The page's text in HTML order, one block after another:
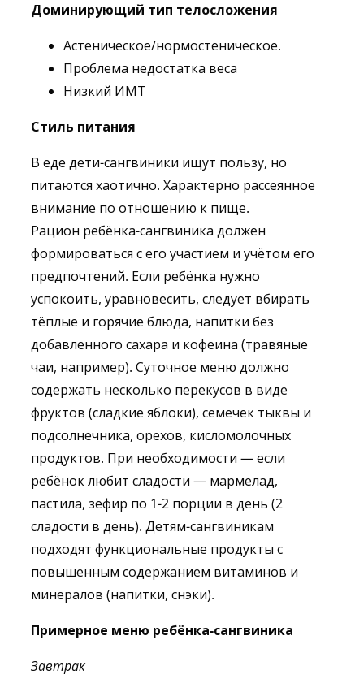
Доминирующий тип телосложения
Астеническое/нормостеническое.
Проблема недостатка веса
Низкий ИМТ
Стиль питания
В еде дети-сангвиники ищут пользу, но
питаются хаотично. Характерно рассеянное
внимание по отношению к пище.
Рацион ребёнка-сангвиника должен
формироваться с его участием и учётом его
предпочтений. Если ребёнка нужно
успокоить, уравновесить, следует вбирать
тёплые и горячие блюда, напитки без
добавленного сахара и кофеина (травяные
чаи, например). Суточное меню должно
содержать несколько перекусов в виде
фруктов (сладкие яблоки), семечек тыквы и
подсолнечника, орехов, кисломолочных
продуктов. При необходимости — если
ребёнок любит сладости — мармелад,
пастила, зефир по 1-2 порции в день (2
сладости в день). Детям-сангвиникам
подходят функциональные продукты с
повышенным содержанием витаминов и
минералов (напитки, снэки).
Примерное меню ребёнка-сангвиника
Завтрак